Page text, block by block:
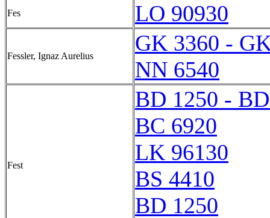
Fes LO 90930
Fessler, Ignaz Aurelius
GK 3360 -
NN 6540
Fest
BD 1250 -
BC 6920
LK 96130
BS 4410
BD 1250